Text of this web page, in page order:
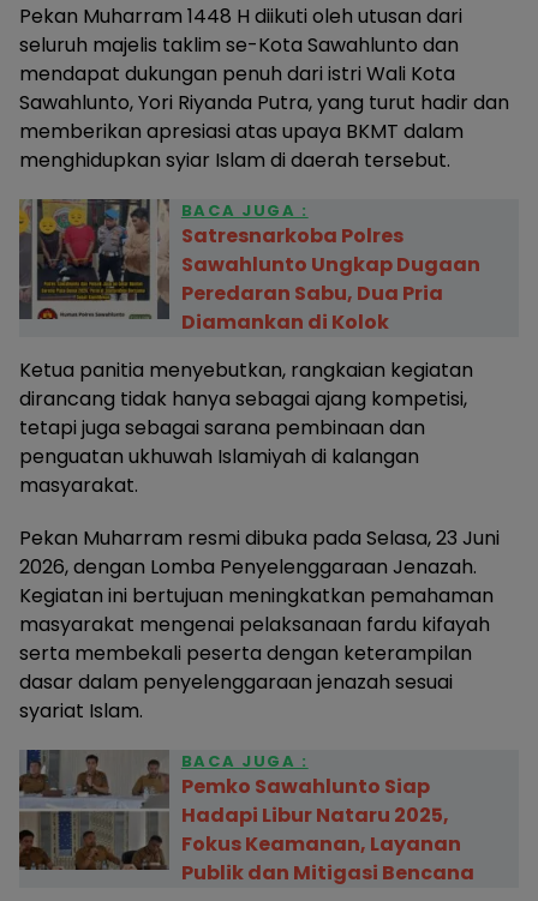
Pekan Muharram 1448 H diikuti oleh utusan dari
seluruh majelis taklim se-Kota Sawahlunto dan
mendapat dukungan penuh dari istri Wali Kota
Sawahlunto, Yori Riyanda Putra, yang turut hadir dan
memberikan apresiasi atas upaya BKMT dalam
menghidupkan syiar Islam di daerah tersebut.
BACA JUGA :
Satresnarkoba Polres
Sawahlunto Ungkap Dugaan
Peredaran Sabu, Dua Pria
Diamankan di Kolok
Ketua panitia menyebutkan, rangkaian kegiatan
dirancang tidak hanya sebagai ajang kompetisi,
tetapi juga sebagai sarana pembinaan dan
penguatan ukhuwah Islamiyah di kalangan
masyarakat.
Pekan Muharram resmi dibuka pada Selasa, 23 Juni
2026, dengan Lomba Penyelenggaraan Jenazah.
Kegiatan ini bertujuan meningkatkan pemahaman
masyarakat mengenai pelaksanaan fardu kifayah
serta membekali peserta dengan keterampilan
dasar dalam penyelenggaraan jenazah sesuai
syariat Islam.
BACA JUGA :
Pemko Sawahlunto Siap
Hadapi Libur Nataru 2025,
Fokus Keamanan, Layanan
Publik dan Mitigasi Bencana